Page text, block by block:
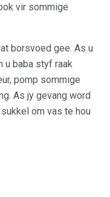
vir sommige
borsvoed gee. As u
u baba styf raak
pomp sommige
As jy gevang word
om vas te hou